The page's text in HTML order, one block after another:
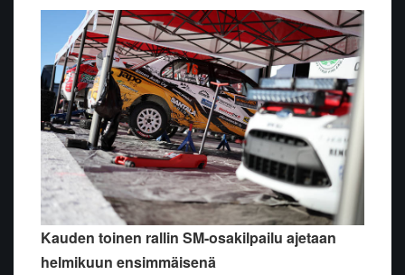
Kauden toinen rallin SM-osakilpailu ajetaan
helmikuun ensimmäisenä